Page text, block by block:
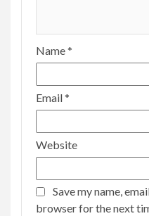
Name*
Email*
Website
Save my name,
browser for the next